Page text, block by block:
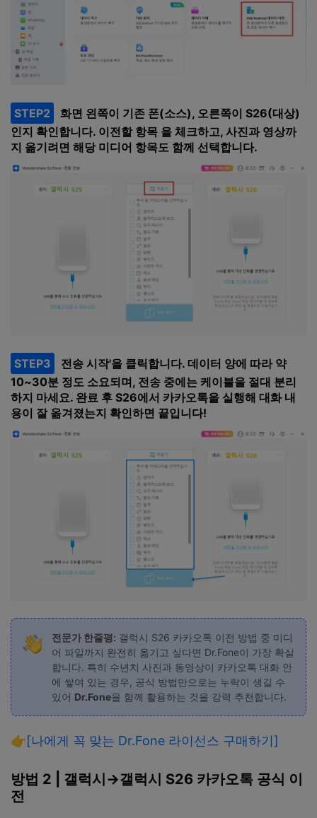
STEP2
화면 왼쪽이 기존 폰(소스), 오른쪽이 S26(대상)
인지 확인합니다. 이전할 항목 을 체크하고, 사진과 영상까
지 옮기려면 해당 미디어 항목도 함께 선택합니다.
STEP3
전송 시작'을 클릭합니다. 데이터 양에 따라 약
10~30분 정도 소요되며, 전송 중에는 케이블을 절대 분리
하지 마세요. 완료 후 S26에서 카카오톡을 실행해 대화 내
용이 잘 옮겨졌는지 확인하면 끝입니다!
전문가 한줄평: 갤럭시 S26 카카오톡 이전 방법 중 미디
어 파일까지 완전히 옮기고 싶다면 Dr.Fone이 가장 확실
합니다. 특히 수년치 사진과 동영상이 카카오톡 대화 안
에 쌓여 있는 경우, 공식 방법만으로는 누락이 생길 수
있어 Dr.Fone을 함께 활용하는 것을 강력 추천합니다.
👉[나에게 꼭 맞는 Dr.Fone 라이선스 구매하기]
방법 2 | 갤럭시→갤럭시 S26 카카오톡 공식 이
전